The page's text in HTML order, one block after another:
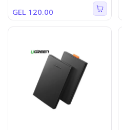
GEL 120.00